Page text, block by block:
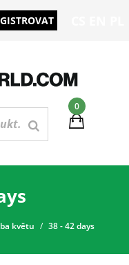
0
květu 38 - 42 days